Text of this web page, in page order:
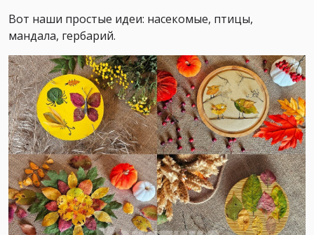
Вот наши простые идеи: насекомые, птицы,
мандала, гербарий.